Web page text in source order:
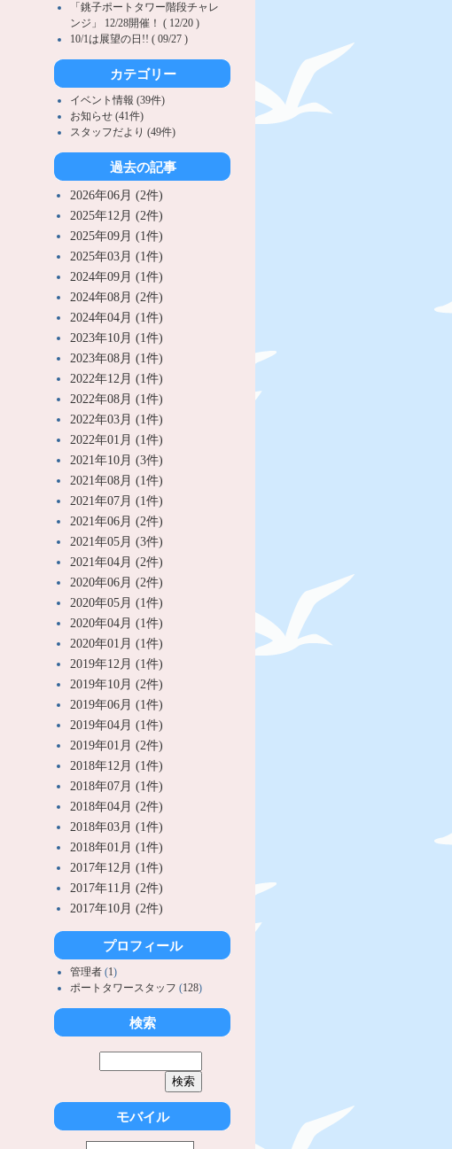
「銚子ポートタワー階段チャレ
ンジ」 12/28開催！ ( 12/20 )
10/1は展望の日!! ( 09/27 )
カテゴリー
イベント情報 (39件)
お知らせ (41件)
スタッフだより (49件)
過去の記事
2026年06月 (2件)
2025年12月 (2件)
2025年09月 (1件)
2025年03月 (1件)
2024年09月 (1件)
2024年08月 (2件)
2024年04月 (1件)
2023年10月 (1件)
2023年08月 (1件)
2022年12月 (1件)
2022年08月 (1件)
2022年03月 (1件)
2022年01月 (1件)
2021年10月 (3件)
2021年08月 (1件)
2021年07月 (1件)
2021年06月 (2件)
2021年05月 (3件)
2021年04月 (2件)
2020年06月 (2件)
2020年05月 (1件)
2020年04月 (1件)
2020年01月 (1件)
2019年12月 (1件)
2019年10月 (2件)
2019年06月 (1件)
2019年04月 (1件)
2019年01月 (2件)
2018年12月 (1件)
2018年07月 (1件)
2018年04月 (2件)
2018年03月 (1件)
2018年01月 (1件)
2017年12月 (1件)
2017年11月 (2件)
2017年10月 (2件)
プロフィール
管理者 (1)
ポートタワースタッフ (128)
検索
モバイル